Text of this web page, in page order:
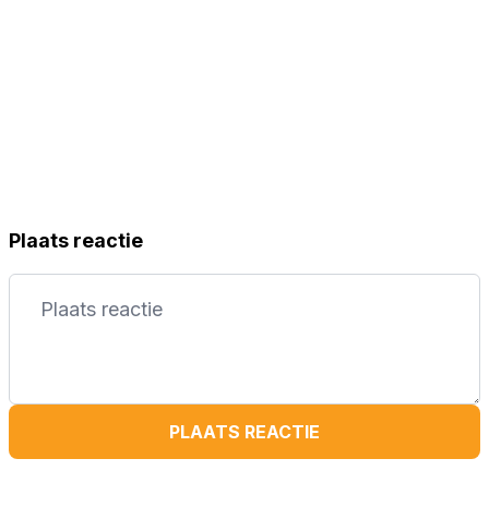
Plaats reactie
PLAATS REACTIE